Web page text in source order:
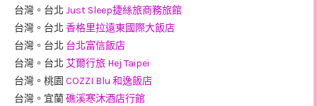
台灣。台北 Just Sleep捷絲旅商務旅館
台灣。台北 香格里拉遠東國際大飯店
台灣。台北 台北富信飯店
台灣。台北 艾爾行旅 Hej Taipei
台灣。桃園 COZZI Blu 和逸飯店
台灣。宜蘭礁溪寒沐酒店行館